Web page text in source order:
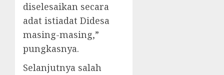
diselesaikan secara
adat istiadat Didesa
masing-masing,”
pungkasnya.
Selanjutnya salah